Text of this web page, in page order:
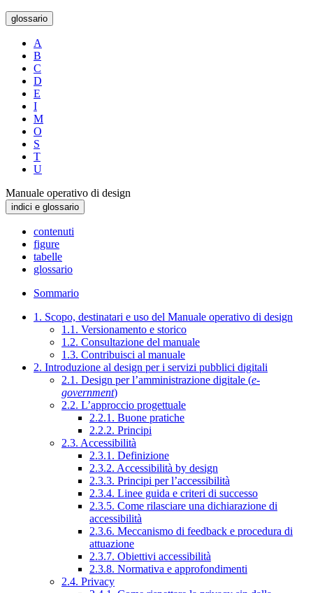
glossario
A
B
C
D
E
I
M
O
S
T
U
Manuale operativo di design
indici e glossario
contenuti
figure
tabelle
glossario
Sommario
1. Scopo, destinatari e uso del Manuale operativo di design
1.1. Versionamento e storico
1.2. Consultazione del manuale
1.3. Contribuisci al manuale
2. Introduzione al design per i servizi pubblici digitali
2.1. Design per l’amministrazione digitale (e-
government)
2.2. L’approccio progettuale
2.2.1. Buone pratiche
2.2.2. Principi
2.3. Accessibilità
2.3.1. Definizione
2.3.2. Accessibilità by design
2.3.3. Principi per l’accessibilità
2.3.4. Linee guida e criteri di successo
2.3.5. Come rilasciare una dichiarazione di
accessibilità
2.3.6. Meccanismo di feedback e procedura di
attuazione
2.3.7. Obiettivi accessibilità
2.3.8. Normativa e approfondimenti
2.4. Privacy